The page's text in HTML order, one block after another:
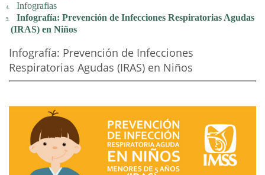
Infografias
Infografía: Prevención de Infecciones Respiratorias Agudas
(IRAS) en Niños
Infografía: Prevención de Infecciones
Respiratorias Agudas (IRAS) en Niños